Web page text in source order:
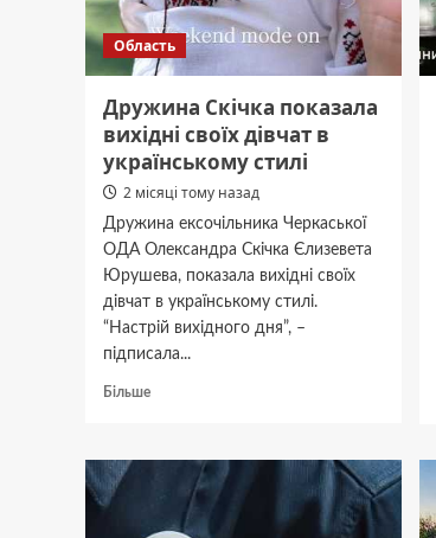
Область
Дружина Скічка показала
вихідні своїх дівчат в
українському стилі
2 місяці тому назад
Дружина ексочільника Черкаської
ОДА Олександра Скічка Єлизевета
Юрушева, показала вихідні своїх
дівчат в українському стилі.
“Настрій вихідного дня”, –
підписала...
БільшеДокладніше
показала
вихідні
своїх